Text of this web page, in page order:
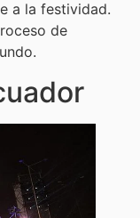
a la festividad.
de